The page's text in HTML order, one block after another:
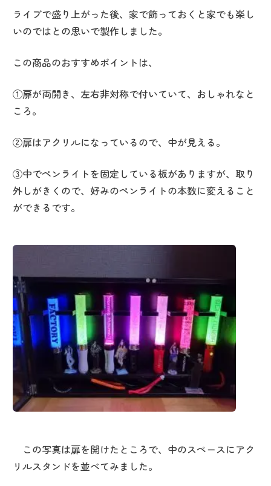
ライブで盛り上がった後、家で飾っておくと家でも楽し
いのではとの思いで製作しました。
この商品のおすすめポイントは、
①扉が両開き、左右非対称で付いていて、おしゃれなと
ころ。
②扉はアクリルになっているので、中が見える。
③中でペンライトを固定している板がありますが、取り
外しがきくので、好みのペンライトの本数に変えること
ができるです。
この写真は扉を開けたところで、中のスペースにアク
リルスタンドを並べてみました。